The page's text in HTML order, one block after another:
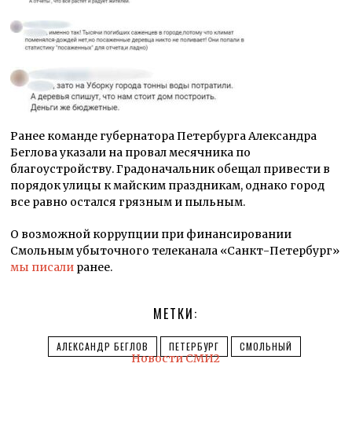
Ранее команде губернатора Петербурга Александра
Беглова указали на провал месячника по
благоустройству. Градоначальник обещал привести в
порядок улицы к майским праздникам, однако город
все равно остался грязным и пыльным.
О возможной коррупции при финансировании
Смольным убыточного телеканала «Санкт-Петербург»
мы писали ранее.
МЕТКИ:
АЛЕКСАНДР БЕГЛОВ ПЕТЕРБУРГ СМОЛЬНЫЙ
Новости СМИ2